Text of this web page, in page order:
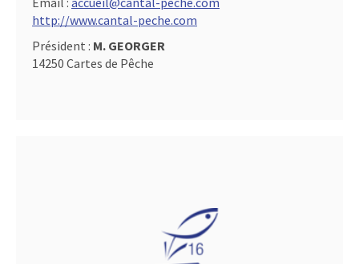
http://www.cantal-peche.com
Président : M. GEORGER
14250 Cartes de Pêche